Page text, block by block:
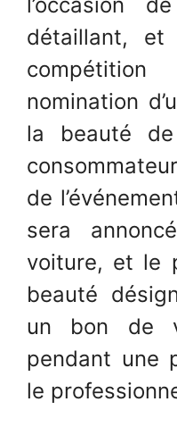
l’occasion
détaillant, et
nomination
la beauté
de
sera
voiture, et le
beauté
un bon de
pendant une
le